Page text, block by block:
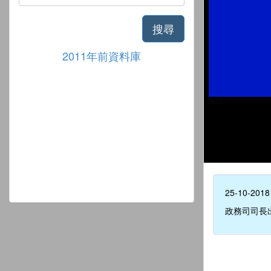
搜尋
2011年前資料庫
25-10-2018
政務司司長